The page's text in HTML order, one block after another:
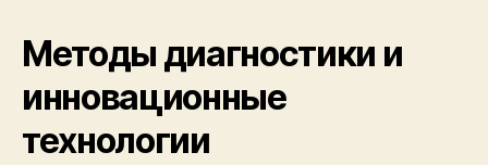
Методы диагностики и
инновационные
технологии